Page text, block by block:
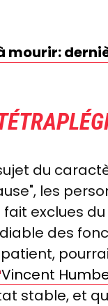
mourir:
du
les
exclues
des
Vincent
stable, et